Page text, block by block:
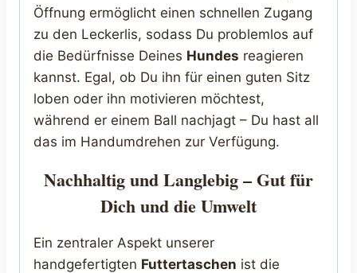
Öffnung ermöglicht einen schnellen Zugang
zu den Leckerlis, sodass Du problemlos auf
die Bedürfnisse Deines Hundes reagieren
kannst. Egal, ob Du ihn für einen guten Sitz
loben oder ihn motivieren möchtest,
während er einem Ball nachjagt – Du hast all
das im Handumdrehen zur Verfügung.
Nachhaltig und Langlebig – Gut für
Dich und die Umwelt
Ein zentraler Aspekt unserer
handgefertigten Futtertaschen ist die